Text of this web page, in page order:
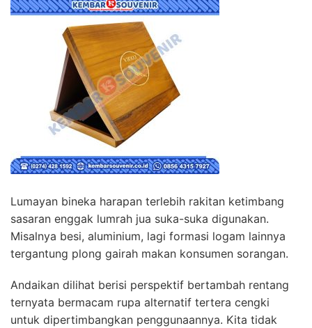
Lumayan bineka harapan terlebih rakitan ketimbang
sasaran enggak lumrah jua suka-suka digunakan.
Misalnya besi, aluminium, lagi formasi logam lainnya
tergantung plong gairah makan konsumen sorangan.
Andaikan dilihat berisi perspektif bertambah rentang
ternyata bermacam rupa alternatif tertera cengki
untuk dipertimbangkan penggunaannya. Kita tidak